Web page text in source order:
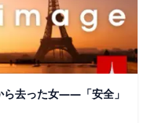
ら去った女——「安全」